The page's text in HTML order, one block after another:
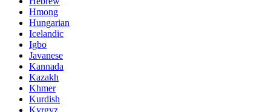
Hmong
Hungarian
Icelandic
Igbo
Javanese
Kannada
Kazakh
Khmer
Kurdish